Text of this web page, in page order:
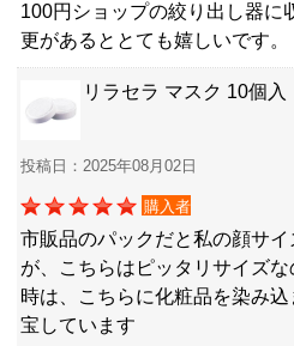
100円ショップの絞り出し器に
更があるととても嬉しいです。
リラセラ マスク 10個入
投稿日：2025年08月02日
購入者
市販品のパックだと私の顔サ
が、こちらはピッタリサイズ
時は、こちらに化粧品を染み
宝しています